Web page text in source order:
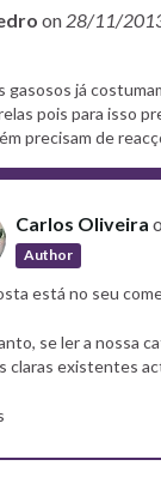
on 28/11/
gasosos já
pois para isso
precisam de
Carlos Oliveira
Author
está no seu
se ler a nossa
claras existentes